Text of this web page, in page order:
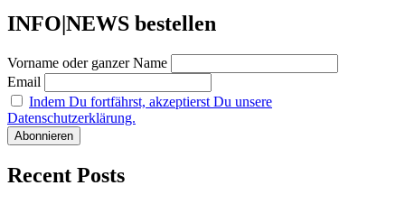
INFO|NEWS bestellen
Vorname oder ganzer Name
Email
Indem Du fortfährst, akzeptierst Du unsere
Datenschutzerklärung.
Recent Posts